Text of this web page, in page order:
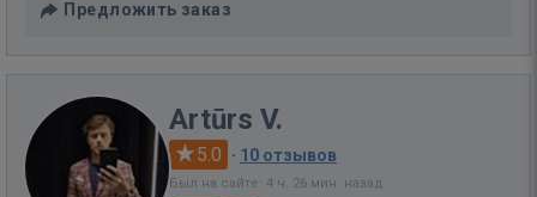
Предложить заказ
Artūrs V.
5.0 · 10 отзывов
Был на сайте: 4 ч. 26 мин. назад